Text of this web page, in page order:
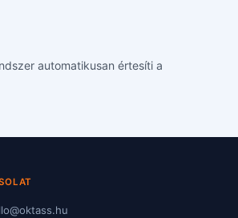
automatikusan értesíti a